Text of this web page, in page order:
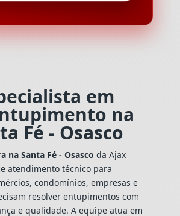
em
na
Fé - Osasco
na Santa Fé - Osasco da Ajax
atendimento técnico para
condomínios, empresas e
resolver entupimentos com
e qualidade. A equipe atua em